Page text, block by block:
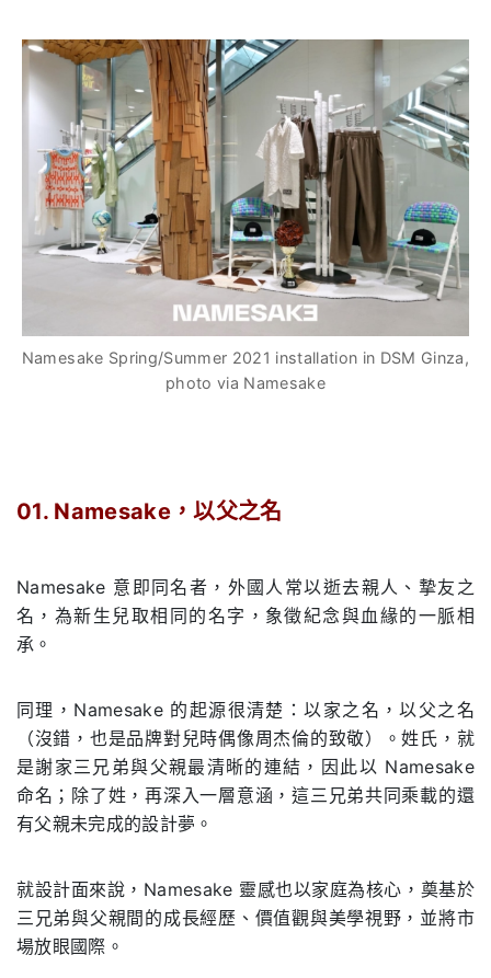
Namesake Spring/Summer 2021 installation in DSM Ginza,
photo via Namesake
01. Namesake ，以父之名
Namesake 意即同名者，外國人常以逝去親人、摯友之
名，為新生兒取相同的名字，象徵紀念與血緣的一脈相
承。
同理，Namesake 的起源很清楚：以家之名，以父之名
（沒錯，也是品牌對兒時偶像周杰倫的致敬）。姓氏，就
是謝家三兄弟與父親最清晰的連結，因此以 Namesake
命名；除了姓，再深入一層意涵，這三兄弟共同乘載的還
有父親未完成的設計夢。
就設計面來說，Namesake 靈感也以家庭為核心，奠基於
三兄弟與父親間的成長經歷、價值觀與美學視野，並將市
場放眼國際。